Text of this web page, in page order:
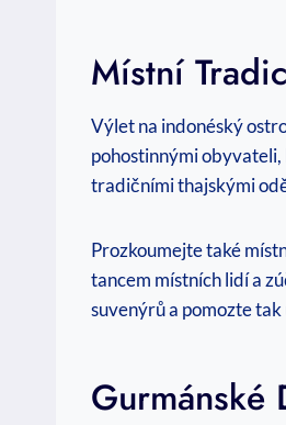
Místní
Výlet na indonéský
pohostinnými
tradičními thajskými
Prozkoumejte také
tancem místních lidí a
suvenýrů a pomozte
Gurmánské